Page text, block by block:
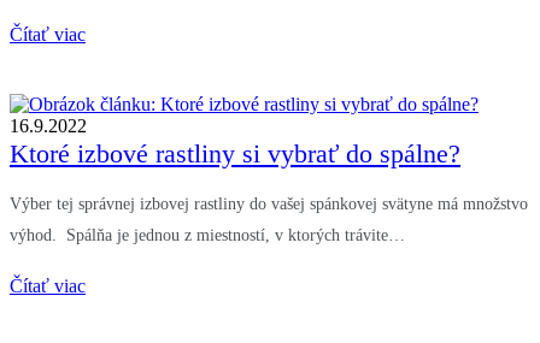
Čítať viac
16.9.2022
Ktoré izbové rastliny si vybrať do spálne?
Výber tej správnej izbovej rastliny do vašej spánkovej svätyne má množstvo
výhod. Spálňa je jednou z miestností, v ktorých trávite…
Čítať viac